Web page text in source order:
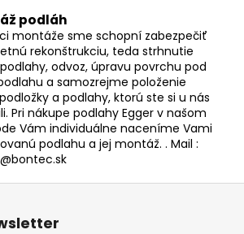
podláh
montáže sme schopní zabezpečiť
rekonštrukciu, teda strhnutie
odvoz, úpravu povrchu pod
a samozrejme položenie
a podlahy, ktorú ste si u nás
Pri nákupe podlahy Egger v našom
Vám individuálne naceníme Vami
podlahu a jej montáž. . Mail :